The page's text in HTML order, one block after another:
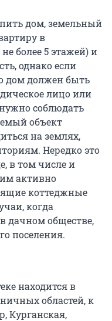
дом, земельный
в
более 5 этажей) и
однако если
дом должен быть
лицо или
соблюдать
объект
на землях,
Нередко это
в том числе и
активно
коттеджные
когда
дачном обществе,
поселения.
находится в
областей, к
Курганская,